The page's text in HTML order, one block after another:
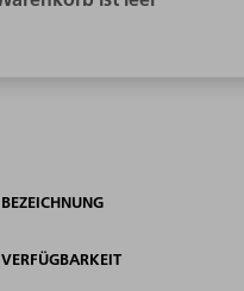
BEZEICHNUNG
VERFÜGBARKEIT